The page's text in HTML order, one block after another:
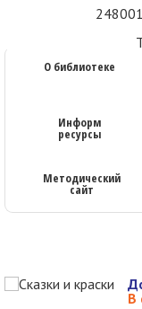
О библиотеке
Информ
ресурсы
Методический
сайт
В